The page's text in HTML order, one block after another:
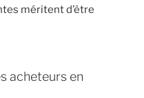
méritent d’être
acheteurs en